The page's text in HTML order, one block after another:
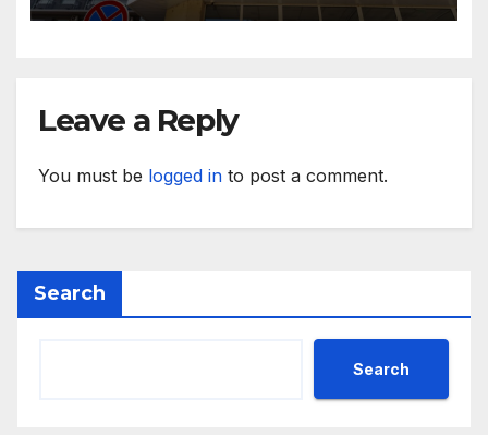
България“
Leave a Reply
You must be logged in to post a comment.
Search
Search